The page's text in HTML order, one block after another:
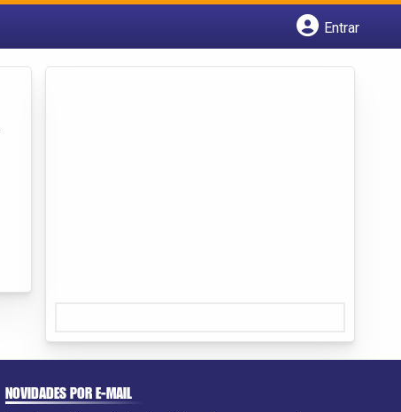
Entrar
NOVIDADES POR E-MAIL